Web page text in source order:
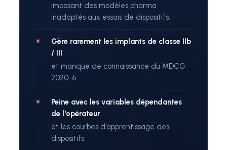
imposant des modèles pharma
inadaptés aux essais de dispositifs.
Gère rarement les implants de classe IIb
/ III
et manque de connaissance du MDCG
2020-6.
Peine avec les variables dépendantes
de l'opérateur
et les courbes d'apprentissage des
dispositifs.